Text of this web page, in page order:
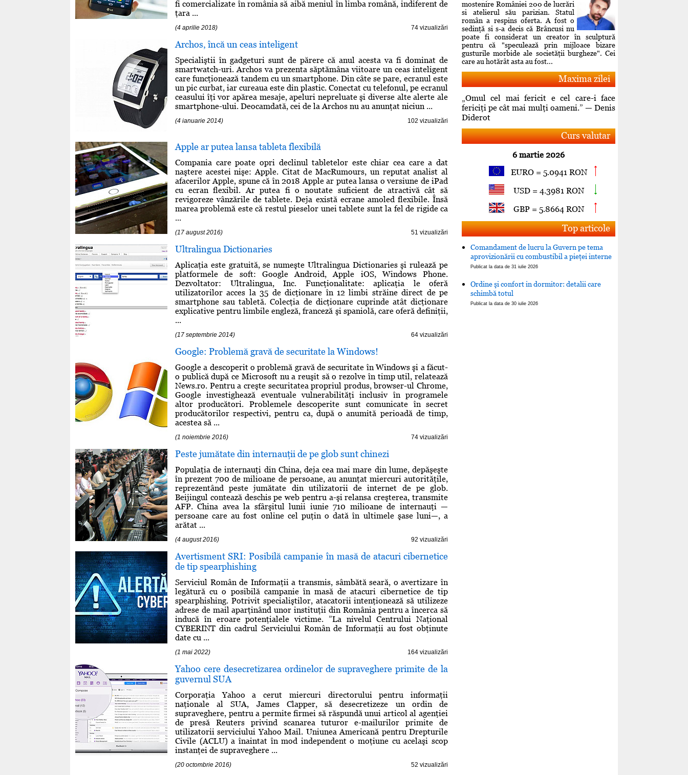
fi comercializate în românia să aibă meniul în limba română, indiferent de
ţara ...
(4 aprilie 2018) 74 vizualizări
Archos, încă un ceas inteligent
Specialiştii în gadgeturi sunt de părere că anul acesta va fi dominat de
smartwatch-uri. Archos va prezenta săptămâna viitoare un ceas inteligent
care funcţionează tandem cu un smartphone. Din câte se pare, ecranul este
un pic curbat, iar cureaua este din plastic. Conectat cu telefonul, pe ecranul
ceasului îţi vor apărea mesaje, apeluri nepreluate şi diverse alte alerte ale
smartphone-ului. Deocamdată, cei de la Archos nu au anunţat niciun ...
(4 ianuarie 2014) 102 vizualizări
Apple ar putea lansa tableta flexibilă
Compania care poate opri declinul tabletelor este chiar cea care a dat
naştere acestei nişe: Apple. Citat de MacRumours, un reputat analist al
afacerilor Apple, spune că în 2018 Apple ar putea lansa o versiune de iPad
cu ecran flexibil. Ar putea fi o noutate suficient de atractivă cât să
revigoreze vânzările de tablete. Deja există ecrane amoled flexibile. Însă
marea problemă este că restul pieselor unei tablete sunt la fel de rigide ca
...
(17 august 2016) 51 vizualizări
Ultralingua Dictionaries
Aplicaţia este gratuită, se numeşte Ultralingua Dictionaries şi rulează pe
platformele de soft: Google Android, Apple iOS, Windows Phone.
Dezvoltator: Ultralingua, Inc. Funcţionalitate: aplicaţia le oferă
utilizatorilor acces la 35 de dicţionare în 12 limbi străine direct de pe
smartphone sau tabletă. Colecţia de dicţionare cuprinde atât dicţionare
explicative pentru limbile engleză, franceză şi spaniolă, care oferă definiţii,
...
(17 septembrie 2014) 64 vizualizări
Google: Problemă gravă de securitate la Windows!
Google a descoperit o problemă gravă de securitate în Windows şi a făcut-
o publică după ce Microsoft nu a reuşit să o rezolve în timp util, relatează
News.ro. Pentru a creşte securitatea propriul produs, browser-ul Chrome,
Google investighează eventuale vulnerabilităţi inclusiv în programele
altor producători. Problemele descoperite sunt comunicate în secret
producătorilor respectivi, pentru ca, după o anumită perioadă de timp,
acestea să ...
(1 noiembrie 2016) 74 vizualizări
Peste jumătate din internauţii de pe glob sunt chinezi
Populaţia de internauţi din China, deja cea mai mare din lume, depăşeşte
în prezent 700 de milioane de persoane, au anunţat miercuri autorităţile,
reprezentând peste jumătate din utilizatorii de internet de pe glob.
Beijingul contează deschis pe web pentru a-şi relansa creşterea, transmite
AFP. China avea la sfârşitul lunii iunie 710 milioane de internauţi —
persoane care au fost online cel puţin o dată în ultimele şase luni—, a
arătat ...
(4 august 2016) 92 vizualizări
Avertisment SRI: Posibilă campanie în masă de atacuri cibernetice
de tip spearphishing
Serviciul Român de Informaţii a transmis, sâmbătă seară, o avertizare în
legătură cu o posibilă campanie în masă de atacuri cibernetice de tip
spearphishing. Potrivit specialiştilor, atacatorii intenţionează să utilizeze
adrese de mail aparţinând unor instituţii din România pentru a încerca să
inducă în eroare potenţialele victime. ”La nivelul Centrului Naţional
CYBERINT din cadrul Serviciului Român de Informaţii au fost obţinute
date cu ...
(1 mai 2022) 164 vizualizări
Yahoo cere desecretizarea ordinelor de supraveghere primite de la
guvernul SUA
Corporaţia Yahoo a cerut miercuri directorului pentru informaţii
naţionale al SUA, James Clapper, să desecretizeze un ordin de
supraveghere, pentru a permite firmei să răspundă unui articol al agenţiei
de presă Reuters privind scanarea tuturor e-mailurilor primite de
utilizatorii serviciului Yahoo Mail. Uniunea Americană pentru Drepturile
Civile (ACLU) a înaintat în mod independent o moţiune cu acelaşi scop
instanţei de supraveghere ...
(20 octombrie 2016) 52 vizualizări
mostenire României 200 de lucrări
si atelierul său parizian. Statul
român a respins oferta. A fost o
sedinţă si s-a decis că Brâncusi nu
poate fi considerat un creator în sculptură
pentru că "speculează prin mijloace bizare
gusturile morbide ale societăţii burgheze". Cei
care au hotărât asta au fost...
Maxima zilei
„Omul cel mai fericit e cel care-i face
fericiţi pe cât mai mulţi oameni.” — Denis
Diderot
Curs valutar
6 martie 2026
EURO = 5.0941 RON
USD = 4.3981 RON
GBP = 5.8664 RON
Top articole
Comandament de lucru la Guvern pe tema
aprovizionării cu combustibil a pieţei interne
Publicat la data de 31 iulie 2026
Ordine şi confort in dormitor: detalii care
schimbă totul
Publicat la data de 30 iulie 2026